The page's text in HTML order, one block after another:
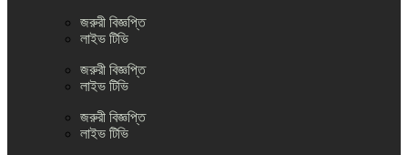
জরুরী বিজ্ঞপ্তি
লাইভ টিভি
জরুরী বিজ্ঞপ্তি
লাইভ টিভি
জরুরী বিজ্ঞপ্তি
লাইভ টিভি